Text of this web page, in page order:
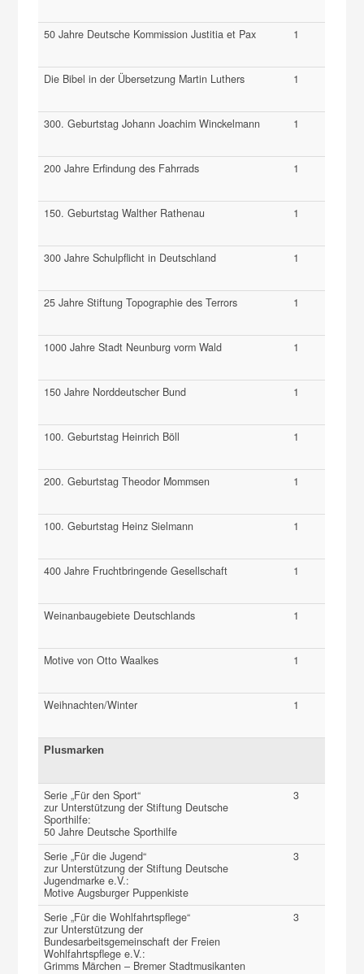
50 Jahre Deutsche Kommission Justitia et Pax 1
Die Bibel in der Übersetzung Martin Luthers 1
300. Geburtstag Johann Joachim Winckelmann 1
200 Jahre Erfindung des Fahrrads 1
150. Geburtstag Walther Rathenau 1
300 Jahre Schulpflicht in Deutschland 1
25 Jahre Stiftung Topographie des Terrors 1
1000 Jahre Stadt Neunburg vorm Wald 1
150 Jahre Norddeutscher Bund 1
100. Geburtstag Heinrich Böll 1
200. Geburtstag Theodor Mommsen 1
100. Geburtstag Heinz Sielmann 1
400 Jahre Fruchtbringende Gesellschaft 1
Weinanbaugebiete Deutschlands 1
Motive von Otto Waalkes 1
Weihnachten/Winter 1
Plusmarken
Serie „Für den Sport“
zur Unterstützung der Stiftung Deutsche
Sporthilfe:
50 Jahre Deutsche Sporthilfe
3
Serie „Für die Jugend“
zur Unterstützung der Stiftung Deutsche
Jugendmarke e.V.:
Motive Augsburger Puppenkiste
3
Serie „Für die Wohlfahrtspflege“
zur Unterstützung der
Bundesarbeitsgemeinschaft der Freien
Wohlfahrtspflege e.V.:
Grimms Märchen – Bremer Stadtmusikanten
3